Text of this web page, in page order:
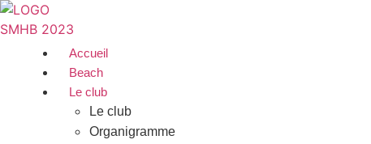
Aller
au
contenu
Accueil
Beach
Le club
Le club
Organigramme